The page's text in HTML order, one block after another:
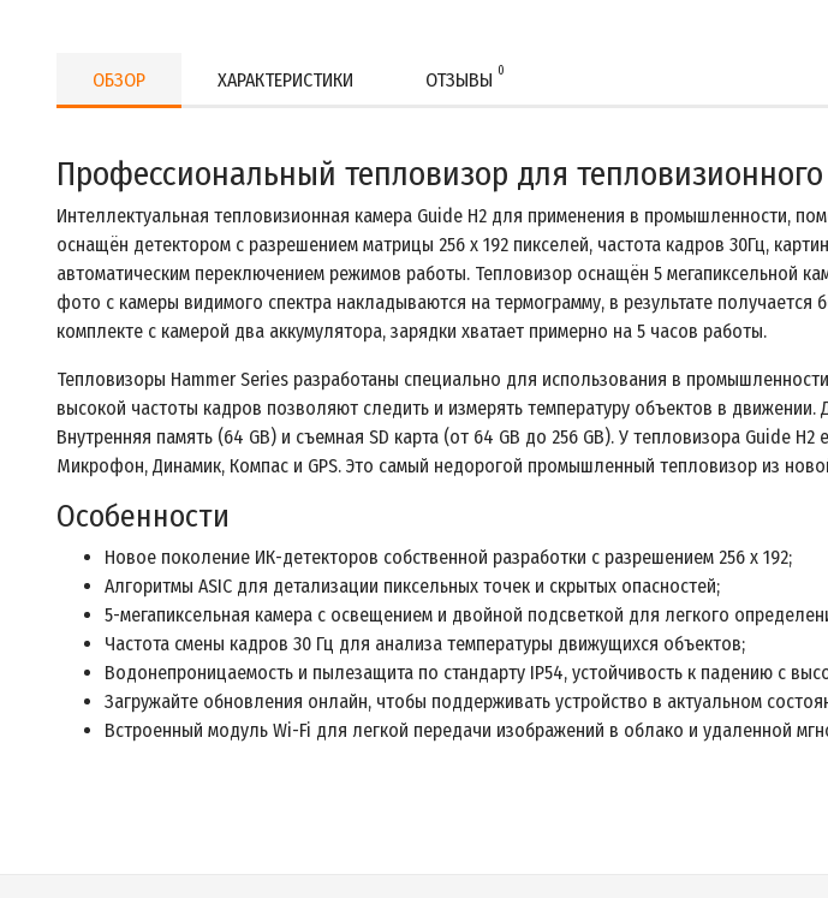
ОБЗОР ХАРАКТЕРИСТИКИ ОТЗЫВЫ 0
Профессиональный тепловизор для
Интеллектуальная тепловизионная камера Guide H2 для применения в промышленности,
оснащён детектором с разрешением матрицы 256 x 192 пикселей, частота кадров 30Гц,
автоматическим переключением режимов работы. Тепловизор оснащён 5 мегапиксельной
фото с камеры видимого спектра накладываются на термограмму, в результате
комплекте с камерой два аккумулятора, зарядки хватает примерно на 5 часов работы.
Тепловизоры Hammer Series разработаны специально для использования в
высокой частоты кадров позволяют следить и измерять температуру объектов в
Внутренняя память (64 GB) и съемная SD карта (от 64 GB до 256 GB). У тепловизора Guide
Микрофон, Динамик, Компас и GPS. Это самый недорогой промышленный тепловизор из
Особенности
Новое поколение ИК-детекторов собственной разработки с разрешением 256 x 192;
Алгоритмы ASIC для детализации пиксельных точек и скрытых опасностей;
5-мегапиксельная камера с освещением и двойной подсветкой для легкого
Частота смены кадров 30 Гц для анализа температуры движущихся объектов;
Водонепроницаемость и пылезащита по стандарту IP54, устойчивость к падению с
Загружайте обновления онлайн, чтобы поддерживать устройство в актуальном
Встроенный модуль Wi-Fi для легкой передачи изображений в облако и удаленной